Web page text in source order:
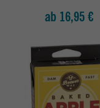
ab 16,95 €